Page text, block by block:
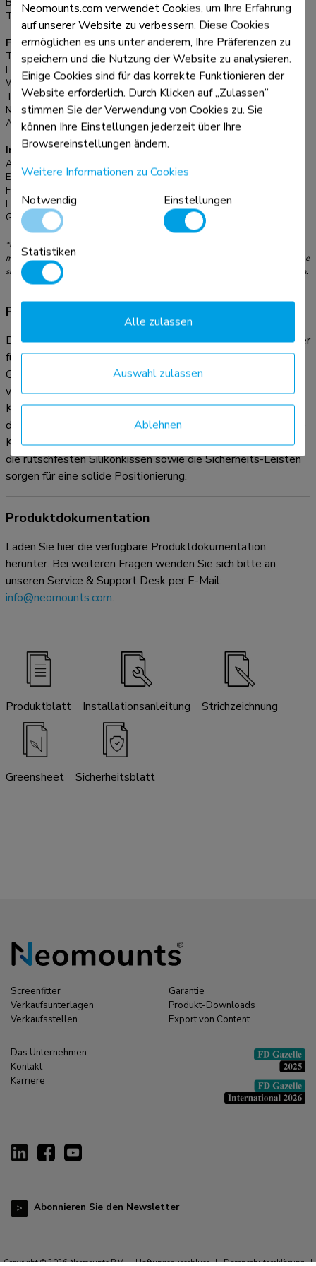
Bildschirme:
Tischmontage:
Funktionalität
Typ:
Neigen
Höhenverstellung:
7,8-12,4 cm
Weiteneinstellung:
22,3 cm
Tiefeneinstellung:
23,5 cm
Neigung (Grad):
36°
Anpassungstyp:
Manuell
Informationen
Artikelnummer:
EAN:
8717371448301
Farbe:
Hauptmaterial:
Garantie:
*Bitte beachten: Die angegebenen Zollgrößen sind nur ein Anhaltspunkt, kombiniert
mit dem Gewicht und den VESA-Größen. Das maximale Gewicht und die VESA-Größe
sind absolute Beschränkungen für die Produkte und sollten nicht überschritten werden.
Produktinformationen
Der Neomounts NSLS085BLACK ist ein universeller Ständer
für Laptops von 10 bis 17 Zoll mit einer maximalen
Gewichtskapazität von 5kg. Der Ständer hat sechs
verschiedene Höhenpositionen und ein ultraflaches
Klappdesign. Durch das leichte, kompakte Design eignet sich
der Ständer ideal, um ihn überall hin mitzunehmen. Die offene
Konfiguration sorgt für eine gute Belüftung des Laptops und
die rutschfesten Silikonkissen sowie die Sicherheits-Leisten
sorgen für eine solide Positionierung.
Produktdokumentation
Laden Sie hier die verfügbare Produktdokumentation
herunter. Bei weiteren Fragen wenden Sie sich bitte an
unseren Service & Support Desk per E-Mail:
info@neomounts.com.
Produktblatt Installationsanleitung Strichzeichnung
Greensheet Sicherheitsblatt
Screenfitter
Verkaufsunterlagen
Verkaufsstellen
Garantie
Produkt-Downloads
Export von Content
Das Unternehmen
Kontakt
Karriere
Abonnieren Sie den Newsletter
Copyright © 2026 Neomounts B.V. | Haftungsausschluss | Datenschutzerklärung |
Neomounts.com verwendet Cookies, um Ihre Erfahrung
auf unserer Website zu verbessern. Diese Cookies
ermöglichen es uns unter anderem, Ihre Präferenzen zu
speichern und die Nutzung der Website zu analysieren.
Einige Cookies sind für das korrekte Funktionieren der
Website erforderlich. Durch Klicken auf „Zulassen”
stimmen Sie der Verwendung von Cookies zu. Sie
können Ihre Einstellungen jederzeit über Ihre
Browsereinstellungen ändern.
Weitere Informationen zu Cookies
Notwendig
Einstellungen
Statistiken
Ablehnen
Auswahl zulassen
Alle zulassen